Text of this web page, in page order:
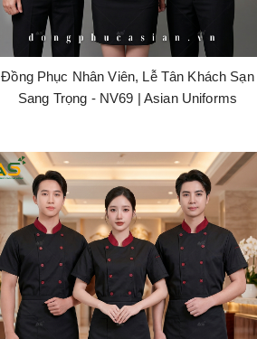
Đồng Phục Nhân Viên, Lễ Tân Khách Sạn
Sang Trọng - NV69 | Asian Uniforms